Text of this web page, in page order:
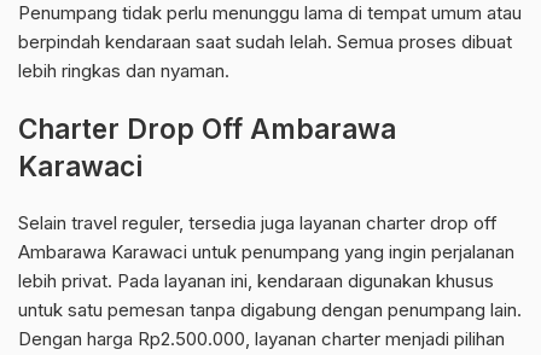
Penumpang tidak perlu menunggu lama di tempat umum atau
berpindah kendaraan saat sudah lelah. Semua proses dibuat
lebih ringkas dan nyaman.
Charter Drop Off Ambarawa
Karawaci
Selain travel reguler, tersedia juga layanan charter drop off
Ambarawa Karawaci untuk penumpang yang ingin perjalanan
lebih privat. Pada layanan ini, kendaraan digunakan khusus
untuk satu pemesan tanpa digabung dengan penumpang lain.
Dengan harga Rp2.500.000, layanan charter menjadi pilihan